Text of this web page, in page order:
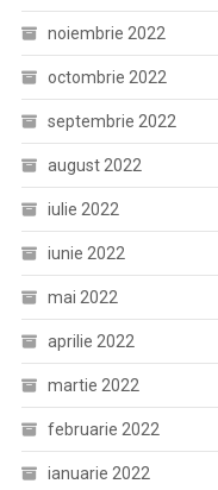
noiembrie 2022
octombrie 2022
septembrie 2022
august 2022
iulie 2022
iunie 2022
mai 2022
aprilie 2022
martie 2022
februarie 2022
ianuarie 2022